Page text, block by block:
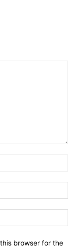
browser for the